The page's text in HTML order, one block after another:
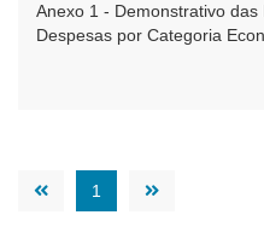
Anexo 1 - Demonstrativo das
Despesas por Categoria
1